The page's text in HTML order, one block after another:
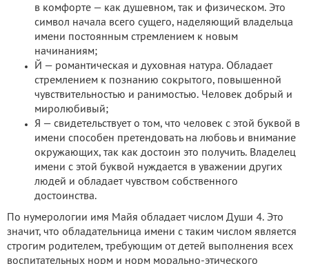
в комфорте — как душевном, так и физическом. Это
символ начала всего сущего, наделяющий владельца
имени постоянным стремлением к новым
начинаниям;
Й — романтическая и духовная натура. Обладает
стремлением к познанию сокрытого, повышенной
чувствительностью и ранимостью. Человек добрый и
миролюбивый;
Я — свидетельствует о том, что человек с этой буквой в
имени способен претендовать на любовь и внимание
окружающих, так как достоин это получить. Владелец
имени с этой буквой нуждается в уважении других
людей и обладает чувством собственного
достоинства.
По нумерологии имя Майя обладает числом Души 4. Это
значит, что обладательница имени с таким числом является
строгим родителем, требующим от детей выполнения всех
воспитательных норм и норм морально-этического